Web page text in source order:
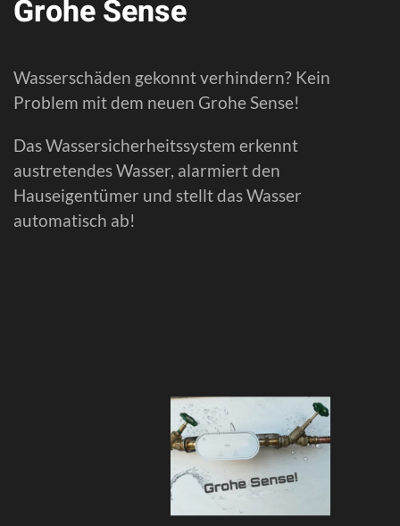
Grohe Sense
Wasserschäden gekonnt verhindern? Kein
Problem mit dem neuen Grohe Sense!
Das Wassersicherheitssystem erkennt
austretendes Wasser, alarmiert den
Hauseigentümer und stellt das Wasser
automatisch ab!